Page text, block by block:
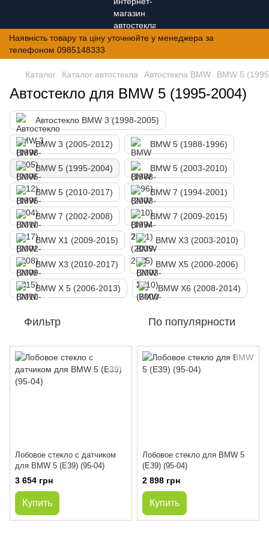
Наявність товару та ціну уточнюйте у менеджера за
телефоном 0985148333
Каталог Каталог автостекла Автостекла BMW BMW 5
Автостекло для BMW 5 (1995-2004)
Автостекло BMW 3 (1998-2005)
BMW 3 (2005-2012) BMW 5 (1988-1996)
BMW 5 (1995-2004) BMW 5 (2003-2010)
BMW 5 (2010-2017) BMW 7 (1994-2001)
BMW 7 (2002-2008) BMW 7 (2009-2015)
BMW X1 (2009-2015) BMW X3 (2003-2010)
BMW X3 (2010-2017) BMW X5 (2000-2006)
BMW X 5 (2006-2013) BMW X6 (2008-2014)
Фильтр По популярности
Лобовое стекло с датчиком
для BMW 5 (E39) (95-04)
3 654 грн
Купить
Лобовое стекло для BMW 5
(E39) (95-04)
2 898 грн
Купить